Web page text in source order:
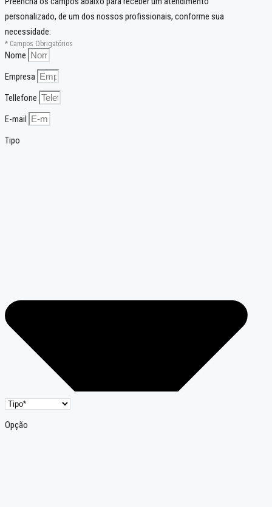
personalizado, de um dos nossos profissionais, conforme sua
necessidade:
* Campos Obrigatórios
Nome
Empresa
Tellefone
E-mail
Tipo
Opção